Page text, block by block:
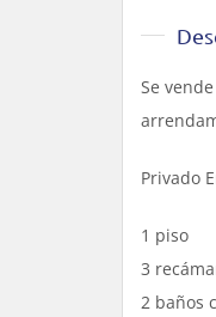
Se
Privado
1 piso
3
2 baños